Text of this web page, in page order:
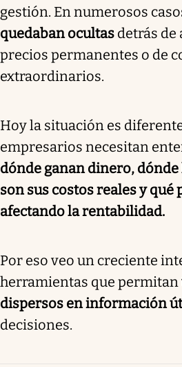
gestión. En numerosos
quedaban ocultas detrás de
precios permanentes o de
extraordinarios.
Hoy la situación es
empresarios necesitan
dónde ganan dinero,
son sus costos reales y qué
afectando la rentabilidad.
Por eso veo un creciente
herramientas que permitan
dispersos en información
decisiones.